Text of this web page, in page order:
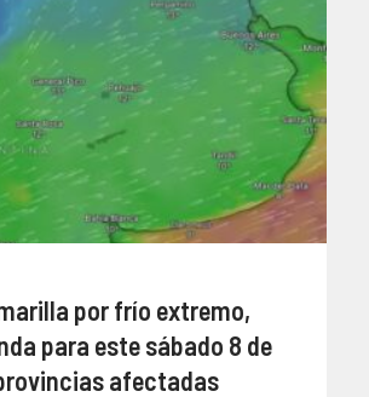
por frío extremo,
para este sábado 8 de
afectadas